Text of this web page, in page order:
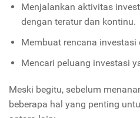
Menjalankan aktivitas
dengan teratur dan kontinu.
Membuat rencana
Mencari peluang investasi
Meski begitu, sebelum
beberapa hal yang penting